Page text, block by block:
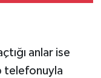
anlar ise
telefonuyla